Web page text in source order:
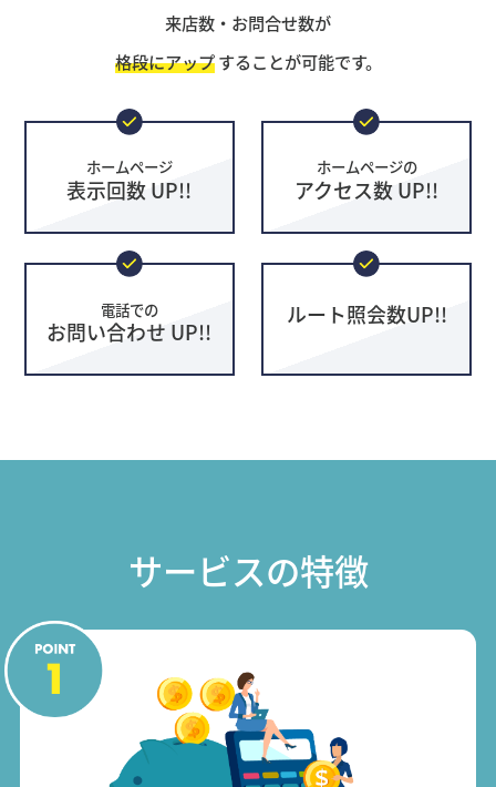
来店数・お問合せ数が
格段にアップすることが可能です。
ホームページ
表示回数 UP!!
ホームページの
アクセス数 UP!!
電話での
お問い合わせ UP!!
ルート照会数UP!!
サービスの特徴